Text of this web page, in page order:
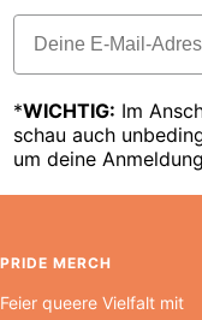
Email
*WICHTIG: Im
schau auch
um deine
PRIDE MERCH
Feier queere Vielfalt mit